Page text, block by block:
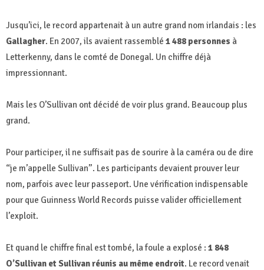
Jusqu’ici, le record appartenait à un autre grand nom irlandais : les
Gallagher. En 2007, ils avaient rassemblé 1 488 personnes à
Letterkenny, dans le comté de Donegal. Un chiffre déjà
impressionnant.
Mais les O’Sullivan ont décidé de voir plus grand. Beaucoup plus
grand.
Pour participer, il ne suffisait pas de sourire à la caméra ou de dire
“je m’appelle Sullivan”. Les participants devaient prouver leur
nom, parfois avec leur passeport. Une vérification indispensable
pour que Guinness World Records puisse valider officiellement
l’exploit.
Et quand le chiffre final est tombé, la foule a explosé : 1 848
O’Sullivan et Sullivan réunis au même endroit. Le record venait